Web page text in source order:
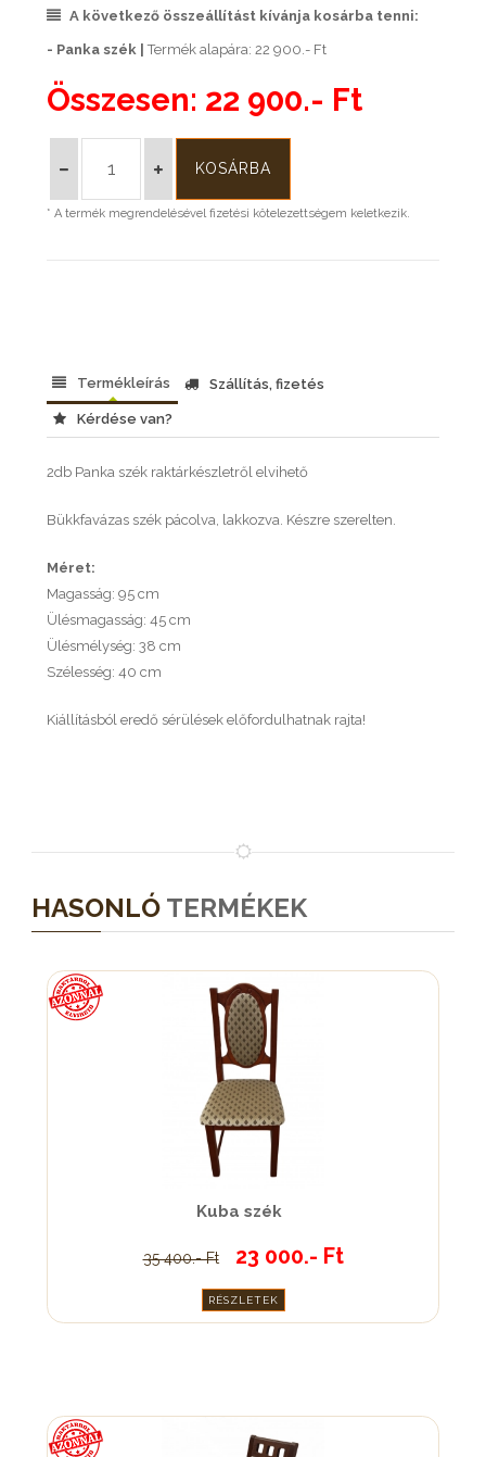
A következő összeállítást kívánja kosárba tenni:
- Panka szék |Termék alapára: 22 900.- Ft
Összesen: 22 900.- Ft
* A termék megrendelésével fizetési kötelezettségem keletkezik.
Termékleírás Szállítás, fizetés
Kérdése van?
2db Panka szék raktárkészletről elvihető
Bükkfavázas szék pácolva, lakkozva. Készre szerelten.
Méret:
Magasság: 95 cm
Ülésmagasság: 45 cm
Ülésmélység: 38 cm
Szélesség: 40 cm
Kiállításból eredő sérülések előfordulhatnak rajta!
HASONLÓ TERMÉKEK
Kuba szék
35 400.- Ft 23 000.- Ft
RÉSZLETEK